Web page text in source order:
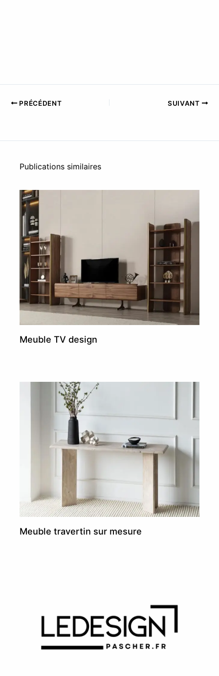
PRÉCÉDENT SUIVANT
Publications similaires
Meuble TV design
Meuble travertin sur mesure